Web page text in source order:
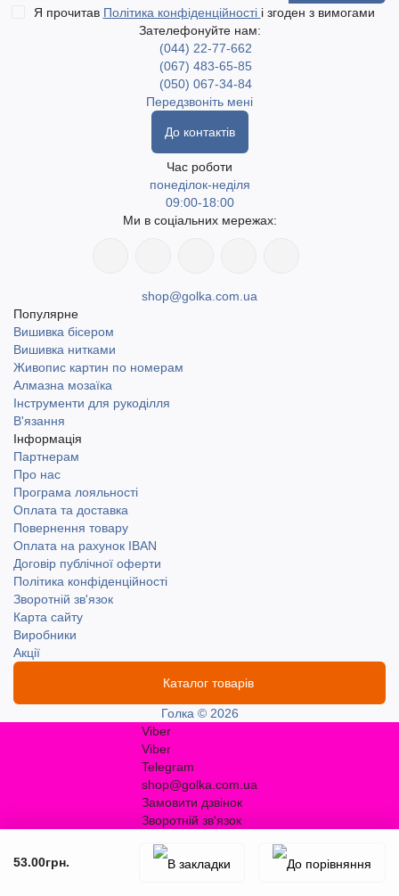
53.00грн.
Я прочитав Політика конфіденційності і згоден з вимогами
Зателефонуйте нам:
(044) 22-77-662
(067) 483-65-85
(050) 067-34-84
Передзвоніть мені
До контактів
Час роботи
понеділок-неділя
09:00-18:00
Ми в соціальних мережах:
shop@golka.com.ua
Популярне
Вишивка бісером
Вишивка нитками
Живопис картин по номерам
Алмазна мозаїка
Інструменти для рукоділля
В'язання
Інформація
Партнерам
Про нас
Програма лояльності
Оплата та доставка
Повернення товару
Оплата на рахунок IBAN
Договір публічної оферти
Політика конфіденційності
Зворотній зв'язок
Карта сайту
Виробники
Акції
Каталог товарів
Голка © 2026
Viber
Viber
Telegram
shop@golka.com.ua
Замовити дзвінок
Зворотній зв'язок